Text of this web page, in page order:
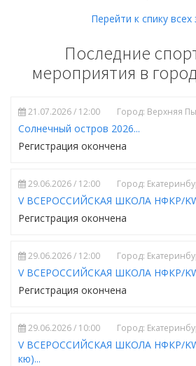
Перейти к спику всех
Последние
мероприятия в
21.07.2026 / 12:00 Город: Верхняя
Солнечный остров 2026...
Регистрация окончена
29.06.2026 / 12:00 Город:
V ВСЕРОССИЙСКАЯ ШКОЛА НФКР/
Регистрация окончена
29.06.2026 / 12:00 Город:
V ВСЕРОССИЙСКАЯ ШКОЛА НФКР/
Регистрация окончена
29.06.2026 / 10:00 Город:
V ВСЕРОССИЙСКАЯ ШКОЛА НФКР/
кю)...